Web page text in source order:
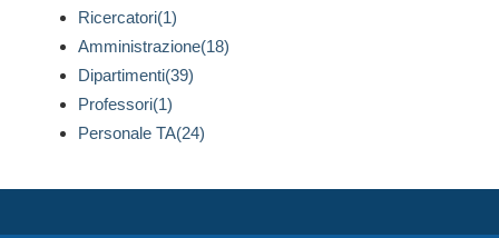
Ricercatori(1)
Amministrazione(18)
Dipartimenti(39)
Professori(1)
Personale TA(24)